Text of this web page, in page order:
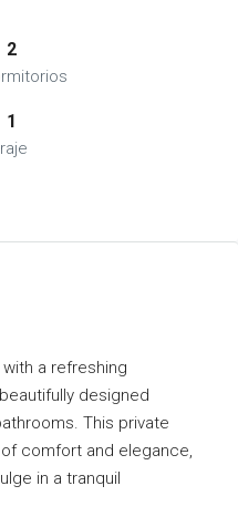
2
1
a refreshing
designed
This private
comfort and elegance,
in a tranquil